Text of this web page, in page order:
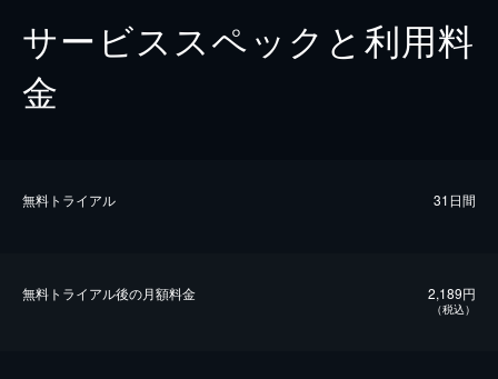
サービススペックと利用料
金
無料トライアル 31日間
無料トライアル後の⽉額料金 2,189円
（税込）